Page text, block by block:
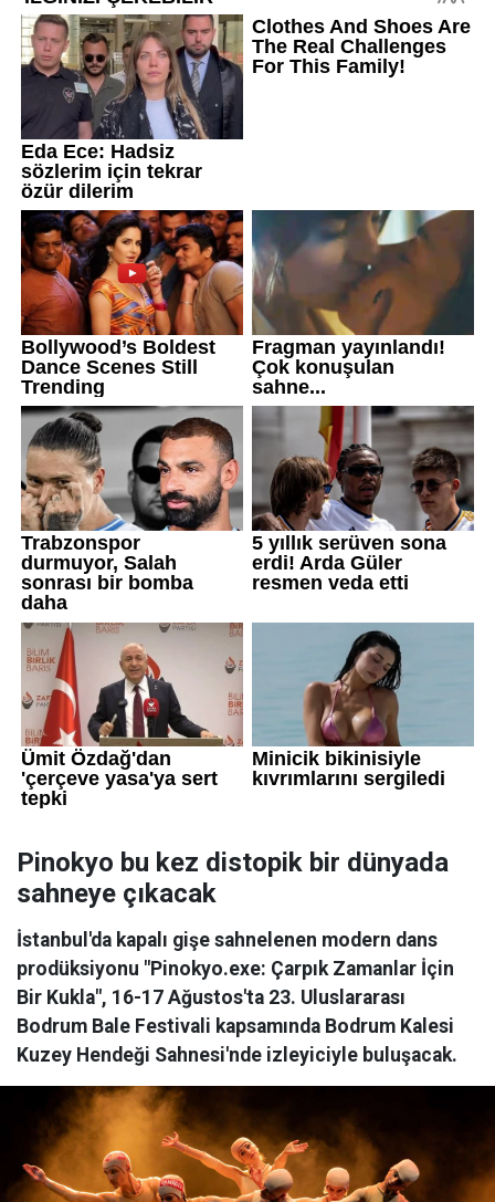
Pinokyo bu kez distopik bir dünyada
sahneye çıkacak
İstanbul'da kapalı gişe sahnelenen modern dans
prodüksiyonu "Pinokyo.exe: Çarpık Zamanlar İçin
Bir Kukla", 16-17 Ağustos'ta 23. Uluslararası
Bodrum Bale Festivali kapsamında Bodrum Kalesi
Kuzey Hendeği Sahnesi'nde izleyiciyle buluşacak.